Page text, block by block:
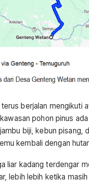
berjalan mengikuti
pohon pinus
biji, kebun pisang,
kembali dengan
liar kadang terdengar
lebih lebih ketika